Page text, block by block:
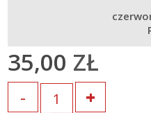
35,00 ZŁ